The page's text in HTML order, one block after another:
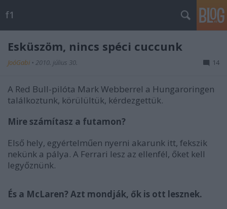
f1
Esküszöm, nincs spéci cuccunk
JoóGabi • 2010. július 30. 14
A Red Bull-pilóta Mark Webberrel a Hungaroringen
találkoztunk, körülültük, kérdezgettük.
Mire számítasz a futamon?
Első hely, egyértelműen nyerni akarunk itt, fekszik
nekünk a pálya. A Ferrari lesz az ellenfél, őket kell
legyőznünk.
És a McLaren? Azt mondják, ők is ott lesznek.